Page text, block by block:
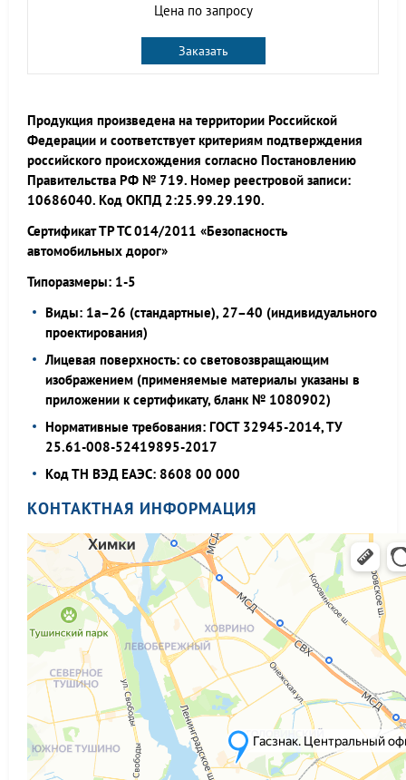
Цена по запросу
Заказать
Продукция произведена на территории Российской
Федерации и соответствует критериям подтверждения
российского происхождения согласно Постановлению
Правительства РФ № 719. Номер реестровой записи:
10686040. Код ОКПД 2:25.99.29.190.
Сертификат ТР ТС 014/2011 «Безопасность
автомобильных дорог»
Типоразмеры: 1-5
Виды: 1а–26 (стандартные), 27–40 (индивидуального
проектирования)
Лицевая поверхность: со световозвращающим
изображением (применяемые материалы указаны в
приложении к сертификату, бланк № 1080902)
Нормативные требования: ГОСТ 32945-2014, ТУ
25.61-008-52419895-2017
Код ТН ВЭД ЕАЭС: 8608 00 000
КОНТАКТНАЯ ИНФОРМАЦИЯ